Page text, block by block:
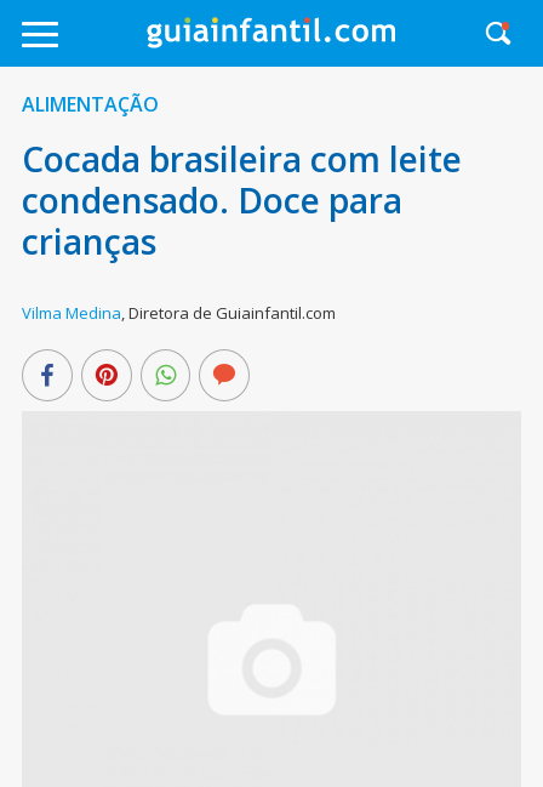
ALIMENTAÇÃO
Cocada brasileira com leite
condensado. Doce para
crianças
Vilma Medina,Diretora de Guiainfantil.com